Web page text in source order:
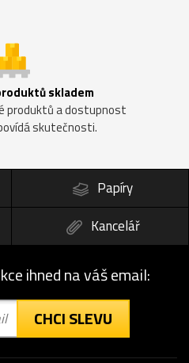
skladem
produktů a dostupnost
skutečnosti.
Papíry
Kancelář
ihned na váš email:
CHCI SLEVU